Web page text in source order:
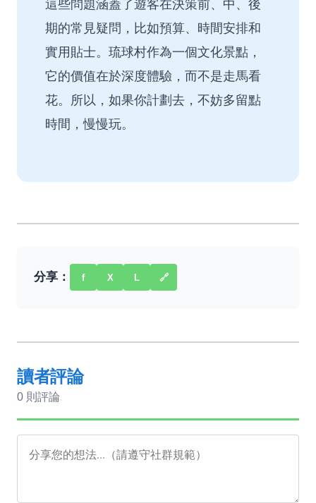
這些問題涵蓋了遊客在決策前、中、後
期的常見疑問，比如預算、時間安排和
實用貼士。琉球村作為一個文化景點，
它的價值在於深度體驗，而不是走馬看
花。所以，如果你計劃去，不妨多留點
時間，慢慢玩。
分享： f X L 🔗
讀者評論
0 則評論